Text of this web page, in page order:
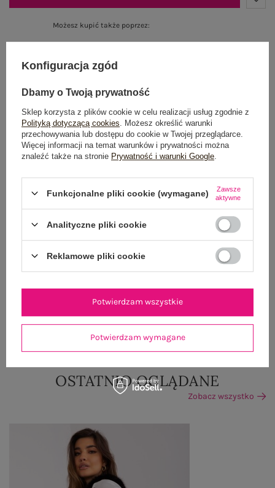
Możesz kupić także poprzez:
Do darmowej dostawy brakuje 200,00 zł
Wysyłka w poniedziałek
100 dni na zwrot
GŁÓWNE PARAMETRY
OPINIE O PRODUKCIE (1)
OSTATNIO OGLĄDANE
Zobacz wszystko
Konfiguracja zgód
Dbamy o Twoją prywatność
Sklep korzysta z plików cookie w celu realizacji usług zgodnie z
Polityką dotyczącą cookies . Możesz określić warunki
przechowywania lub dostępu do cookie w Twojej przeglądarce.
Więcej informacji na temat warunków i prywatności można
znaleźć także na stronie Prywatność i warunki Google
Funkcjonalne pliki cookie (wymagane)
Zawsze
aktywne
Analityczne pliki cookie
Reklamowe pliki cookie
Potwierdzam wymagane
Potwierdzam wszystkie